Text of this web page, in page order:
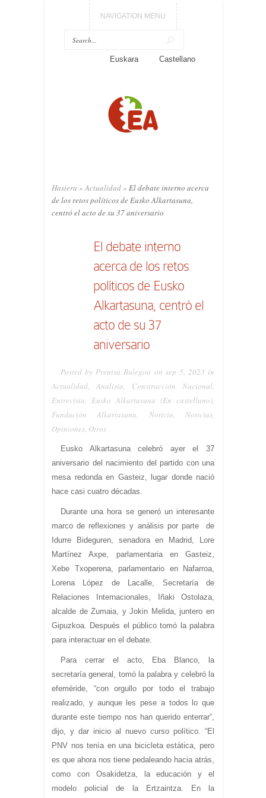
NAVIGATION MENU
Euskara Castellano
Hasiera » Actualidad » El debate interno acerca
de los retos políticos de Eusko Alkartasuna,
centró el acto de su 37 aniversario
El debate interno
acerca de los retos
políticos de Eusko
Alkartasuna, centró el
acto de su 37
aniversario
Posted by Prentsa Bulegoa on sep 5, 2023 in
Actualidad
Analisia Construcción Nacional
Entrevista
Eusko Alkartasuna (En castellano)
Fundación Alkartasuna
Noticia Noticias
Opiniones Otros
Eusko Alkartasuna celebró ayer el 37
aniversario del nacimiento del partido con una
mesa redonda en Gasteiz, lugar donde nació
hace casi cuatro décadas.
Durante una hora se generó un interesante
marco de reflexiones y análisis por parte de
Idurre Bideguren, senadora en Madrid, Lore
Martínez Axpe, parlamentaria en Gasteiz,
Xebe Txoperena, parlamentario en Nafarroa,
Lorena López de Lacalle, Secretaría de
Relaciones Internacionales, Iñaki Ostolaza,
alcalde de Zumaia, y Jokin Melida, juntero en
Gipuzkoa. Después el público tomó la palabra
para interactuar en el debate.
Para cerrar el acto, Eba Blanco, la
secretaría general, tomó la palabra y celebró la
efeméride, “con orgullo por todo el trabajo
realizado, y aunque les pese a todos lo que
durante este tiempo nos han querido enterrar”,
dijo, y dar inicio al nuevo curso político. “El
PNV nos tenía en una bicicleta estática, pero
es que ahora nos tiene pedaleando hacia atrás,
como con Osakidetza, la educación y el
modelo policial de la Ertzaintza. En la